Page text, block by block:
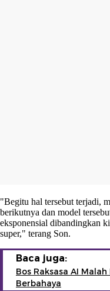
"Begitu hal tersebut terjadi,
berikutnya dan model
eksponensial dibandingkan
super," terang Son.
Baca juga:
Bos Raksasa AI
Berbahaya